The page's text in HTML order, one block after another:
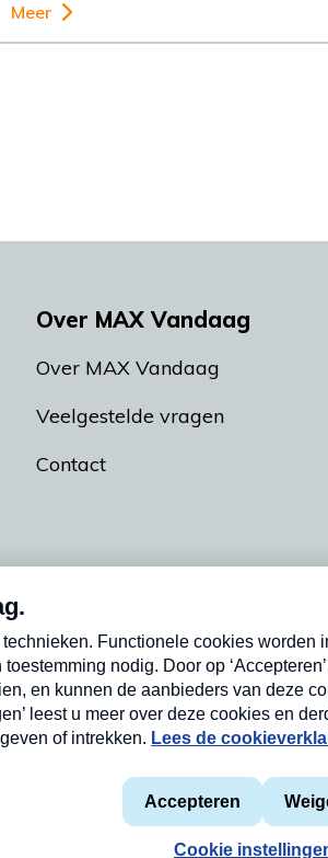
Meer
Over MAX Vandaag
Over MAX Vandaag
Veelgestelde vragen
Contact
Privacyverklaring